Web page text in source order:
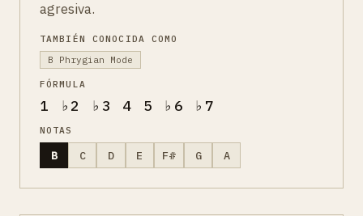
agresiva.
TAMBIÉN CONOCIDA COMO
B Phrygian Mode
FÓRMULA
1 ♭2 ♭3 4 5 ♭6 ♭7
NOTAS
B C D E F# G A